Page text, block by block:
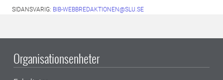
SIDANSVARIG: BIB-WEBBREDAKTIONEN@SLU.SE
Organisationsenheter